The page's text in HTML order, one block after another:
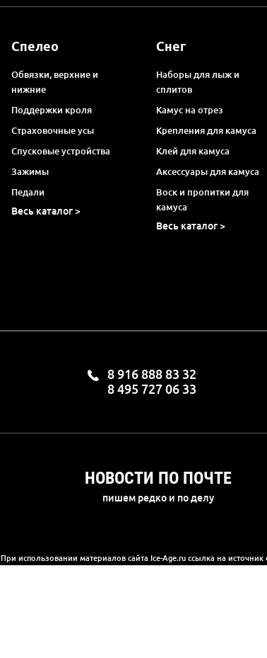
Спелео
Обвязки, верхние и
нижние
Поддержки кроля
Страховочные усы
Спусковые устройства
Зажимы
Педали
Весь каталог >
Снег
Наборы для лыж и
сплитов
Камус на отрез
Крепления для камуса
Клей для камуса
Аксессуары для камуса
Воск и пропитки для
камуса
Весь каталог >
8 916 888 83 32
8 495 727 06 33
НОВОСТИ ПО ПОЧТЕ
пишем редко и по делу
При использовании материалов сайта Ice-Age.ru ссылка на источник